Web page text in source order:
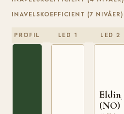
INAVELSKOEFFICIENT (7 NIVÅER)
PROFIL LED 1 LED 2
Elding
(NO)